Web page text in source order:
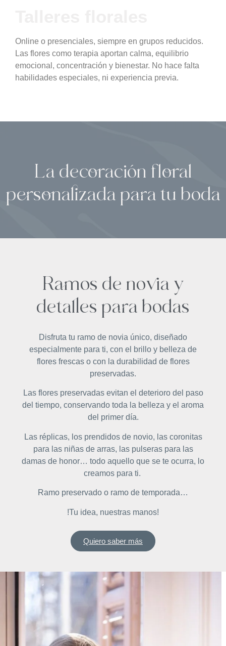
Online o presenciales, siempre en grupos reducidos.
Las flores como terapia aportan calma, equilibrio
emocional, concentración y bienestar. No hace falta
habilidades especiales, ni experiencia previa.
La decoración floral
personalizada para tu boda
Ramos de novia y
detalles para bodas
Disfruta tu ramo de novia único, diseñado
especialmente para ti, con el brillo y belleza de
flores frescas o con la durabilidad de flores
preservadas.
Las flores preservadas evitan el deterioro del paso
del tiempo, conservando toda la belleza y el aroma
del primer día.
Las réplicas, los prendidos de novio, las coronitas
para las niñas de arras, las pulseras para las
damas de honor… todo aquello que se te ocurra, lo
creamos para ti.
Ramo preservado o ramo de temporada…
!Tu idea, nuestras manos!
Quiero saber más